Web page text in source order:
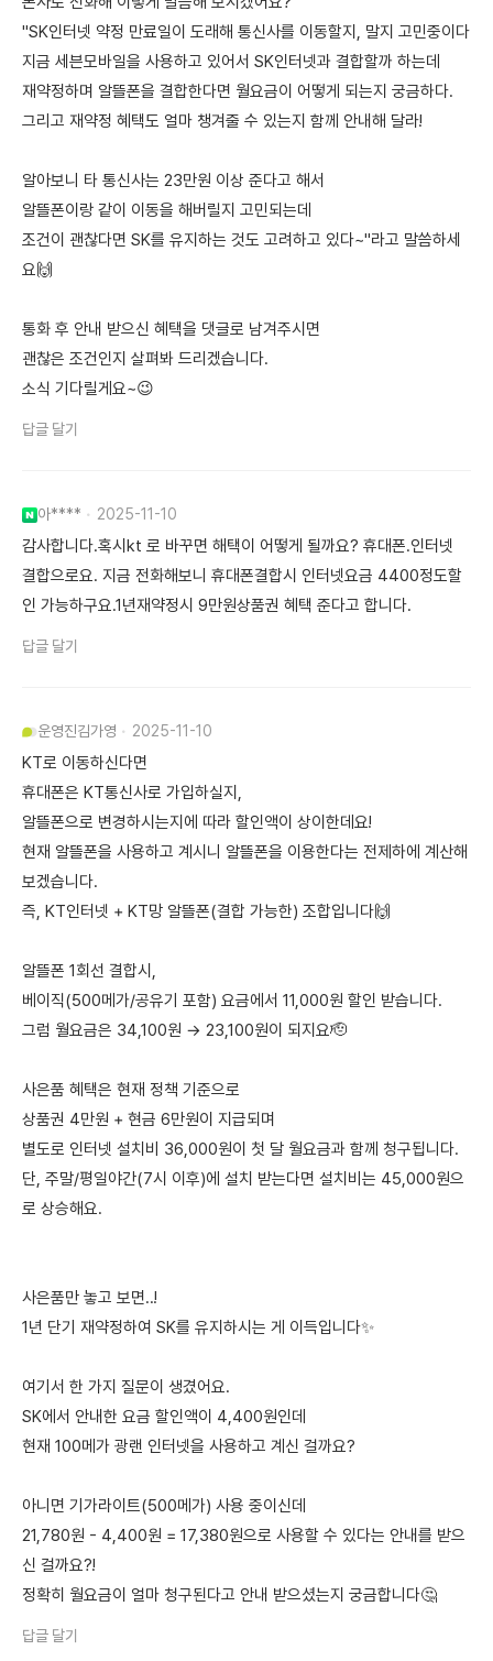
"SK인터넷 약정 만료일이 도래해 통신사를 이동할지, 말지 고민중이다
지금 세븐모바일을 사용하고 있어서 SK인터넷과 결합할까 하는데
재약정하며 알뜰폰을 결합한다면 월요금이 어떻게 되는지 궁금하다.
그리고 재약정 혜택도 얼마 챙겨줄 수 있는지 함께 안내해 달라!
알아보니 타 통신사는 23만원 이상 준다고 해서
알뜰폰이랑 같이 이동을 해버릴지 고민되는데
조건이 괜찮다면 SK를 유지하는 것도 고려하고 있다~"라고 말씀하세
요🙌
통화 후 안내 받으신 혜택을 댓글로 남겨주시면
괜찮은 조건인지 살펴봐 드리겠습니다.
소식 기다릴게요~😉
답글 달기
아**** 2025-11-10
감사합니다.혹시kt 로 바꾸면 해택이 어떻게 될까요? 휴대폰.인터넷
결합으로요. 지금 전화해보니 휴대폰결합시 인터넷요금 4400정도할
인 가능하구요.1년재약정시 9만원상품권 혜택 준다고 합니다.
답글 달기
운영진김가영 2025-11-10
KT로 이동하신다면
휴대폰은 KT통신사로 가입하실지,
알뜰폰으로 변경하시는지에 따라 할인액이 상이한데요!
현재 알뜰폰을 사용하고 계시니 알뜰폰을 이용한다는 전제하에 계산해
보겠습니다.
즉, KT인터넷 + KT망 알뜰폰(결합 가능한) 조합입니다🙌
알뜰폰 1회선 결합시,
베이직(500메가/공유기 포함) 요금에서 11,000원 할인 받습니다.
그럼 월요금은 34,100원 → 23,100원이 되지요🫡
사은품 혜택은 현재 정책 기준으로
상품권 4만원 + 현금 6만원이 지급되며
별도로 인터넷 설치비 36,000원이 첫 달 월요금과 함께 청구됩니다.
단, 주말/평일야간(7시 이후)에 설치 받는다면 설치비는 45,000원으
로 상승해요.
사은품만 놓고 보면..!
1년 단기 재약정하여 SK를 유지하시는 게 이득입니다✨
여기서 한 가지 질문이 생겼어요.
SK에서 안내한 요금 할인액이 4,400원인데
현재 100메가 광랜 인터넷을 사용하고 계신 걸까요?
아니면 기가라이트(500메가) 사용 중이신데
21,780원 - 4,400원 = 17,380원으로 사용할 수 있다는 안내를 받으
신 걸까요?!
정확히 월요금이 얼마 청구된다고 안내 받으셨는지 궁금합니다🤔
답글 달기